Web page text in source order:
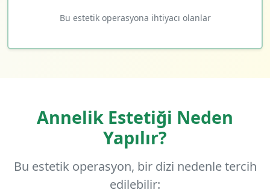
Bu estetik operasyona ihtiyacı olanlar
Annelik Estetiği Neden
Yapılır?
Bu estetik operasyon, bir dizi nedenle tercih
edilebilir: